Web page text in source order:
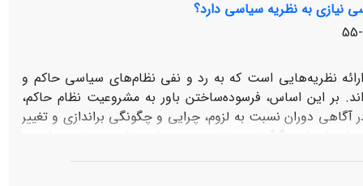
اهداف و مقاصد ایدئولوژیک، ژئوپلیتیک و اقتصادی وجود
درصدد بررسی چرایی و چگونگی استفاده چین از این شیوه
خارجی است.
نیازی به نظریه سیاسی دارد؟
نظریه‌هایی است که به رد و نفی نظام‌های سیاسی حاکم و
بر این اساس، فرسوده‌ساختن باور به مشروعیت نظام حاکم،
آگاهی دوران نسبت به لزوم، چرایی و چگونگی براندازی و تغییر
ایجاد دگرگونی سیاسی در سطح نظریه سیاسی است.
مستقیم با نظام‌های سیاسی خودداری کنند، اما پیامد و
است که با ایجاد بی‌قراری سیاسی با در پیش چشم نهادن